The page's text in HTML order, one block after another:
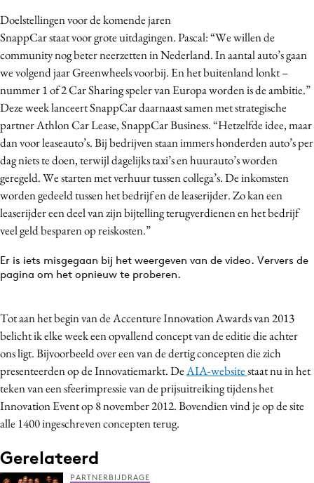
Doelstellingen voor de komende jaren
SnappCar staat voor grote uitdagingen. Pascal: “We willen de
community nog beter neerzetten in Nederland. In aantal auto’s gaan
we volgend jaar Greenwheels voorbij. En het buitenland lonkt –
nummer 1 of 2 Car Sharing speler van Europa worden is de ambitie.”
Deze week lanceert SnappCar daarnaast samen met strategische
partner Athlon Car Lease, SnappCar Business. “Hetzelfde idee, maar
dan voor leaseauto’s. Bij bedrijven staan immers honderden auto’s per
dag niets te doen, terwijl dagelijks taxi’s en huurauto’s worden
geregeld. We starten met verhuur tussen collega’s. De inkomsten
worden gedeeld tussen het bedrijf en de leaserijder. Zo kan een
leaserijder een deel van zijn bijtelling terugverdienen en het bedrijf
veel geld besparen op reiskosten.”
Er is iets misgegaan bij het weergeven van de video. Ververs de
pagina om het opnieuw te proberen.
Tot aan het begin van de Accenture Innovation Awards van 2013
belicht ik elke week een opvallend concept van de editie die achter
ons ligt. Bijvoorbeeld over een van de dertig concepten die zich
presenteerden op de Innovatiemarkt. DeAIA-websitestaat nu in het
teken van een sfeerimpressie van de prijsuitreiking tijdens het
Innovation Event op 8 november 2012. Bovendien vind je op de site
alle 1400 ingeschreven concepten terug.
Gerelateerd
PARTNERBIJDRAGE